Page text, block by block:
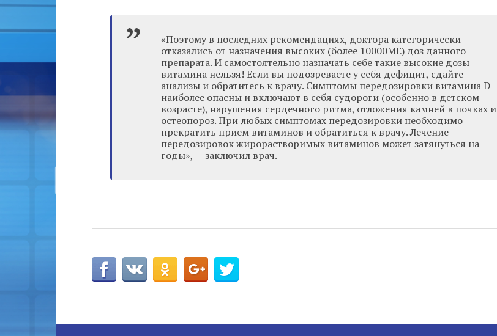
«Поэтому в последних рекомендациях, доктора категорически
отказались от назначения высоких (более 10000МЕ) доз данного
препарата. И самостоятельно назначать себе такие высокие дозы
витамина нельзя! Если вы подозреваете у себя дефицит, сдайте
анализы и обратитесь к врачу. Симптомы передозировки витамина D
наиболее опасны и включают в себя судороги (особенно в детском
возрасте), нарушения сердечного ритма, отложения камней в почках и
остеопороз. При любых симптомах передозировки необходимо
прекратить прием витаминов и обратиться к врачу. Лечение
передозировок жирорастворимых витаминов может затянуться на
годы», — заключил врач.